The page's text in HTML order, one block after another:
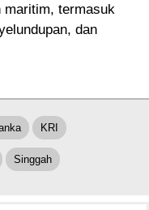
maritim, termasuk
dan
KRI
Singgah